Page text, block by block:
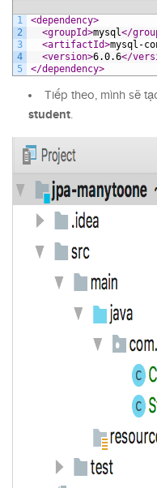
1
2
3
4
5
<dependency>
<groupId>mysql</
<artifactId>mysql-
<version>6.0.6</
</dependency>
Tiếp theo, mình sẽ
student.